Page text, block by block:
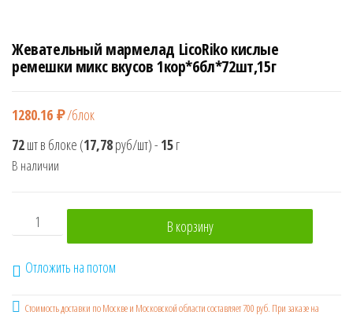
Жевательный мармелад LicoRiko кислые
ремешки микс вкусов 1кор*6бл*72шт,15г
1280.16 ₽/блок
72шт в блоке (17,78руб/шт)- 15г
В наличии
Количество товара Жевательный мармелад LicoRiko
В корзину
Отложить на потом
Стоимость доставки по Москве и Московской области составляет 700 руб. При заказе на